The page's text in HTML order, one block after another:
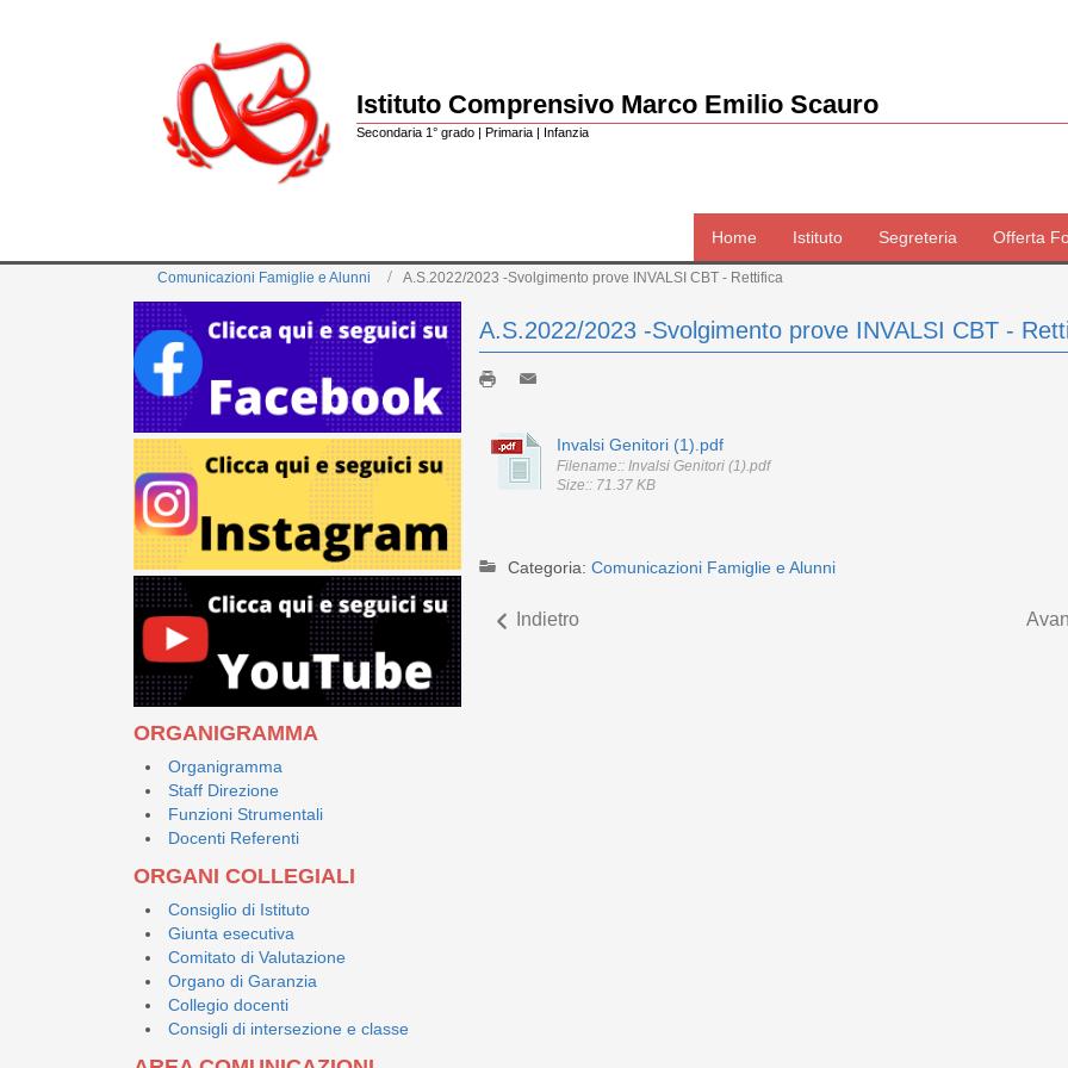
Istituto Comprensivo Marco Emilio Scauro
Secondaria 1° grado | Primaria | Infanzia
Home Istituto Segreteria Offerta
Comunicazioni Famiglie e Alunni A.S.2022/2023 -Svolgimento prove INVALSI CBT - Rettifica
ORGANIGRAMMA
Organigramma
Staff Direzione
Funzioni Strumentali
Docenti Referenti
ORGANI COLLEGIALI
Consiglio di Istituto
Giunta esecutiva
Comitato di Valutazione
Organo di Garanzia
Collegio docenti
Consigli di intersezione e classe
A.S.2022/2023 -Svolgimento prove INVALSI CBT -
Invalsi Genitori (1).pdf
Filename:: Invalsi Genitori (1).pdf
Size:: 71.37 KB
Categoria: Comunicazioni Famiglie e Alunni
Indietro